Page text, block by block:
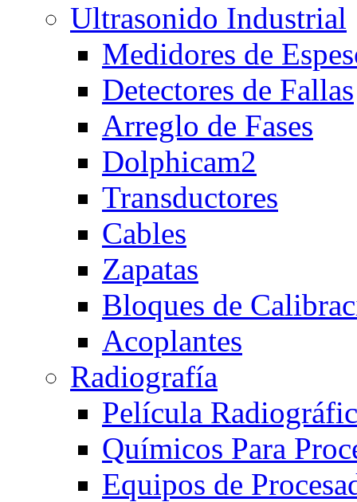
Ultrasonido Industrial
Medidores de
Detectores de Fallas
Arreglo de Fases
Dolphicam2
Transductores
Cables
Zapatas
Bloques de
Acoplantes
Radiografía
Película
Químicos Para
Equipos de